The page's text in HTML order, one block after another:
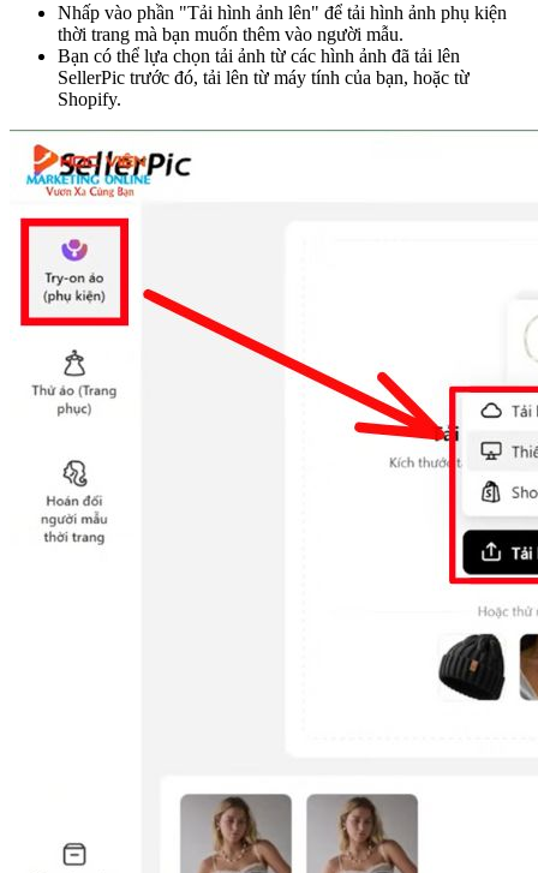
Nhấp vào phần "Tải hình ảnh lên" để tải hình ảnh phụ kiện
thời trang mà bạn muốn thêm vào người mẫu.
Bạn có thể lựa chọn tải ảnh từ các hình ảnh đã tải lên
SellerPic trước đó, tải lên từ máy tính của bạn, hoặc từ
Shopify.